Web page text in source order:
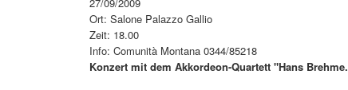
Ort: Salone Palazzo Gallio
Zeit: 18.00
Info: Comunità Montana 0344/85218
Konzert mit dem Akkordeon-Quartett "Hans Brehme.